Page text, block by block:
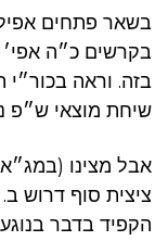
בשאר פתחים
בקרשים כ״ה אפי׳
בזה. וראה
שיחת מוצאי ש״פ
אבל מצינו
ציצית סוף דרוש
הקפיד בדבר